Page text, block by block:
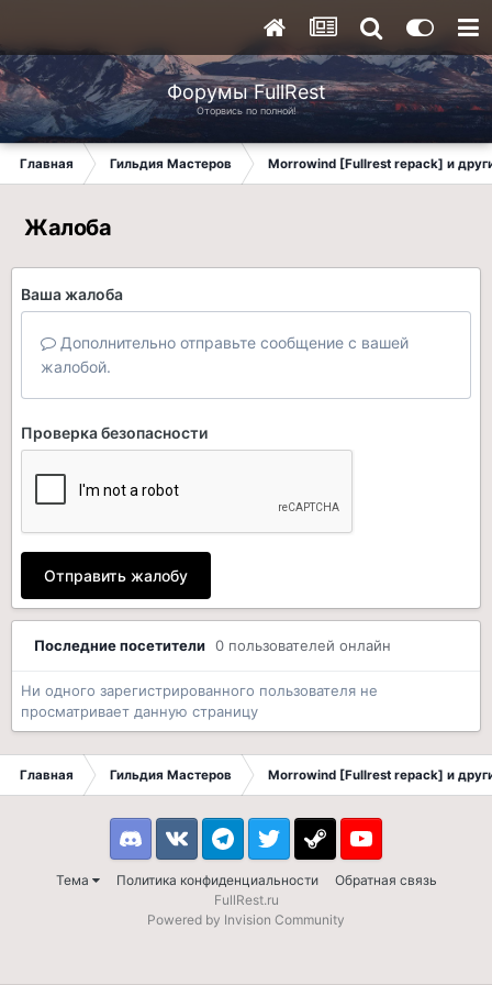
Форумы FullRest
Оторвись по полной!
Главная Гильдия Мастеров Morrowind [Fullrest repack] и
Жалоба
Ваша жалоба
Дополнительно отправьте сообщение с вашей
жалобой.
Проверка безопасности
Отправить жалобу
Последние посетители 0 пользователей онлайн
Ни одного зарегистрированного пользователя не
просматривает данную страницу
Главная Гильдия Мастеров Morrowind [Fullrest repack] и
Тема Политика конфиденциальности Обратная связь
DiscordVK TelegramTwitter Steam Youtube
FullRest.ru
Powered by Invision Community